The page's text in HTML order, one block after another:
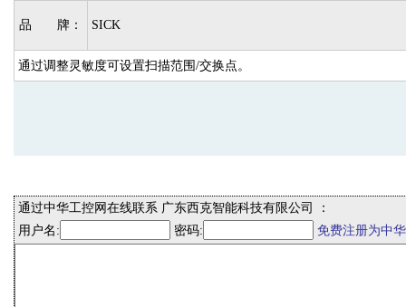
品 牌： SICK
通过调整灵敏度可设置扫描范围/交换点。
通过中华工控网在线联系 广东西克智能科技有限公司 ：
用户名:
密码: 免费注册为中